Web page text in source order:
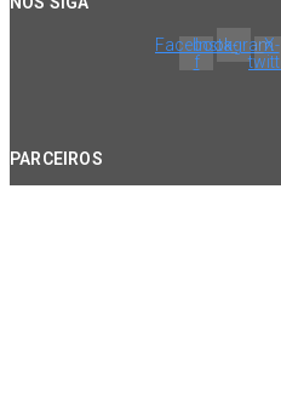
Facebook-
f
InstagramX-
PARCEIROS